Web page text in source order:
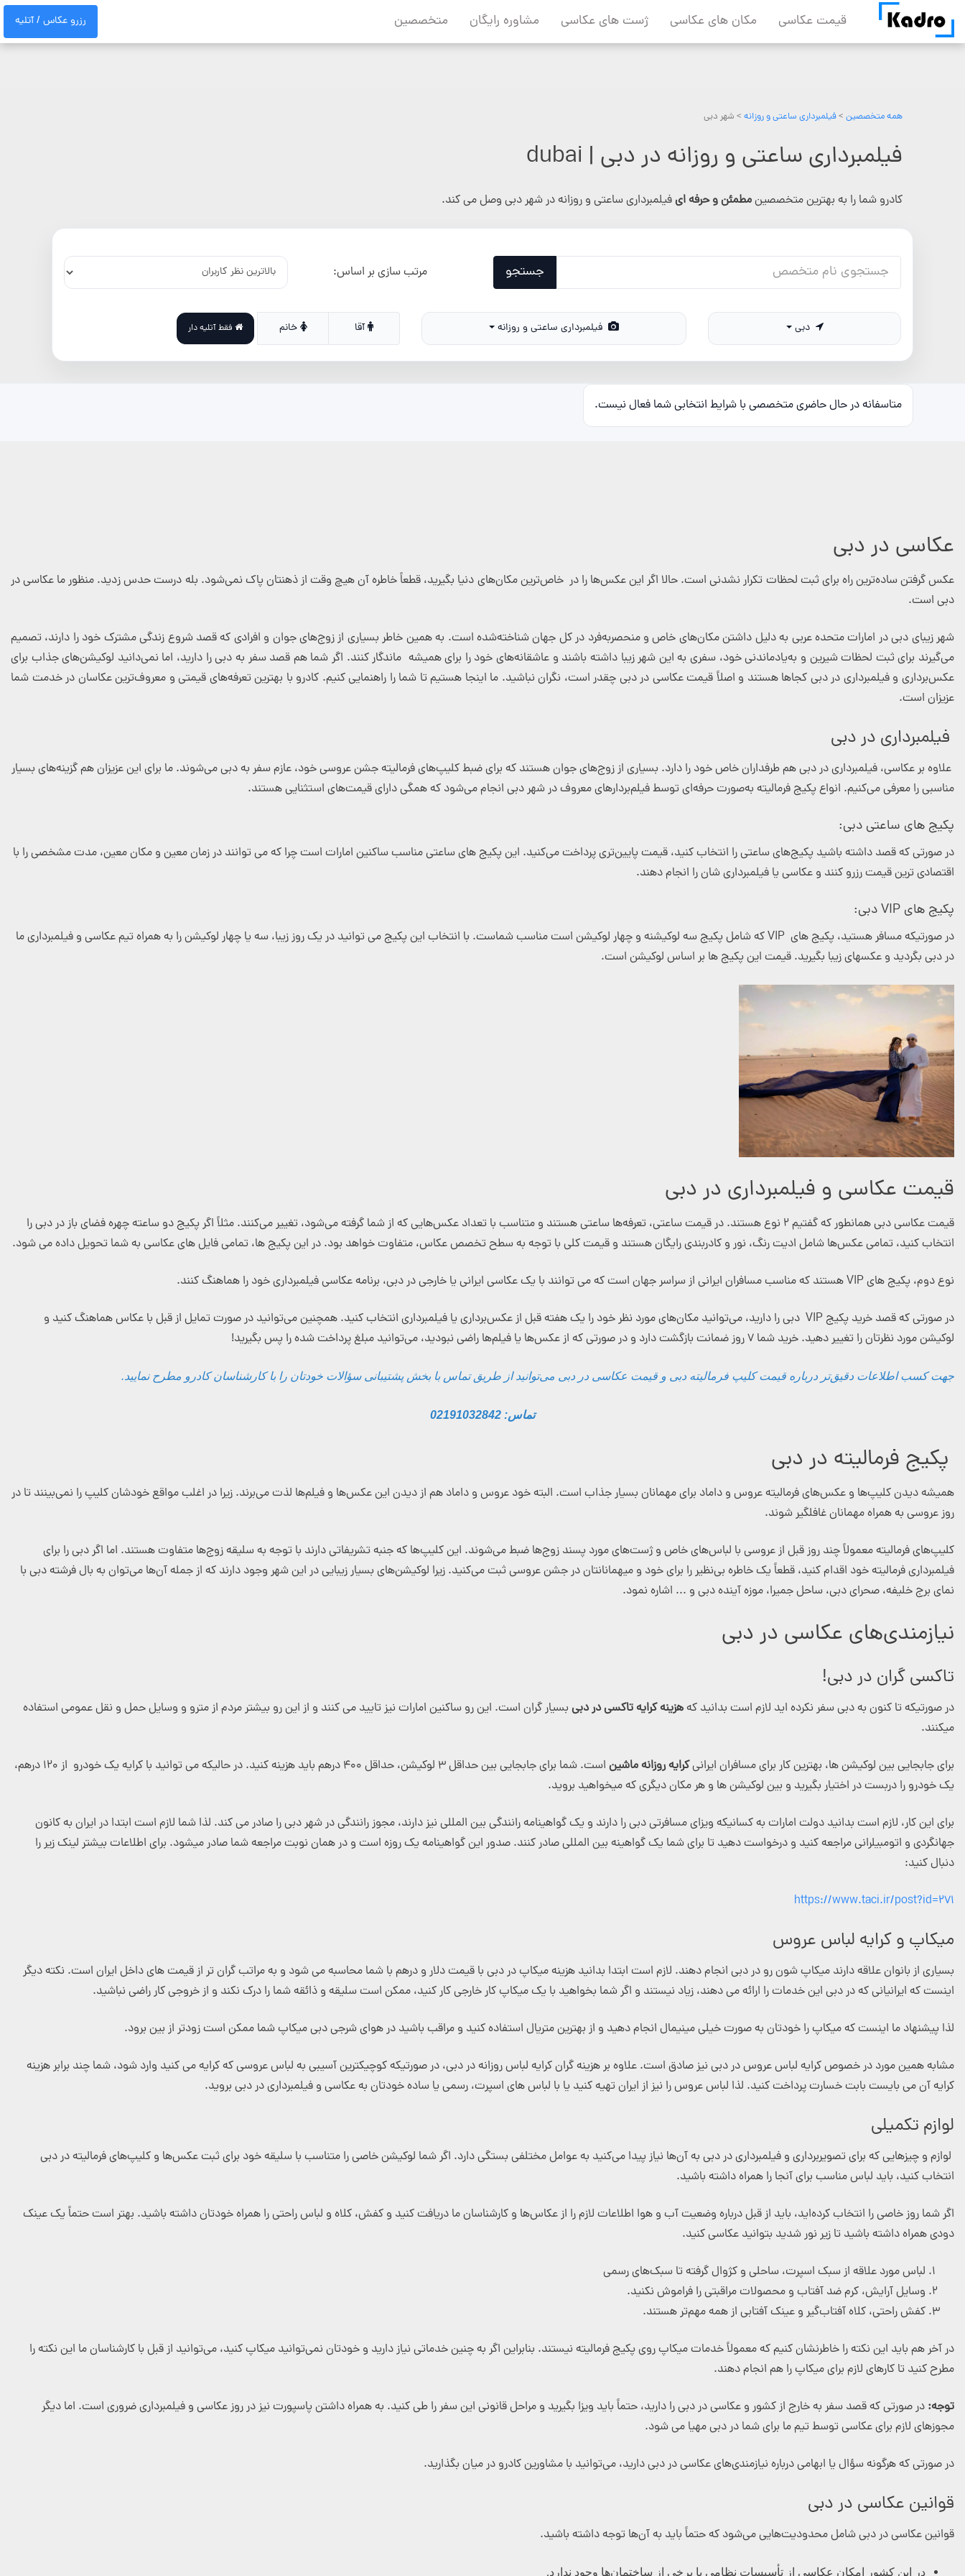
content
قیمت عکاسی مکان های عکاسی ژست های عکاسی مشاوره رایگان متخصصین رزرو عکاس / آتلیه
همه متخصصین >فیلمبرداری ساعتی و روزانه > شهر دبی
فیلمبرداری ساعتی و روزانه در دبی | dubai
کادرو شما را به بهترین متخصصینمطمئن و حرفه ایفیلمبرداری ساعتی و روزانه در شهر دبی وصل می کند.
جستجو مرتب سازی بر اساس:
دبی فیلمبرداری ساعتی و روزانه آقا خانم فقط آتلیه دار
متاسفانه در حال حاضری متخصصی با شرایط انتخابی شما فعال نیست.
عکاسی در دبی
عکس گرفتن ساده‌ترین راه برای ثبت لحظات تکرار نشدنی است. حالا اگر این عکس‌ها را در خاص‌ترین مکان‌های دنیا بگیرید، قطعاً خاطره آن هیچ وقت از ذهنتان پاک نمی‌شود. بله درست حدس زدید. منظور ما عکاسی در
دبی است.
شهر زیبای دبی در امارات متحده عربی به دلیل داشتن مکان‌های خاص و منحصربه‌فرد در کل جهان شناخته‌شده است. به همین خاطر بسیاری از زوج‌های جوان و افرادی که قصد شروع زندگی مشترک خود را دارند، تصمیم
می‌گیرند برای ثبت لحظات شیرین و به‌یادماندنی خود، سفری به این شهر زیبا داشته باشند و عاشقانه‌های خود را برای همیشه ماندگار کنند. اگر شما هم قصد سفر به دبی را دارید، اما نمی‌دانید لوکیشن‌های جذاب برای
عکس‌برداری و فیلمبرداری در دبی کجاها هستند و اصلاً قیمت عکاسی در دبی چقدر است، نگران نباشید. ما اینجا هستیم تا شما را راهنمایی کنیم. کادرو با بهترین تعرفه‌های قیمتی و معروف‌ترین عکاسان در خدمت شما
عزیزان است.
فیلمبرداری در دبی
علاوه بر عکاسی، فیلمبرداری در دبی هم طرفداران خاص خود را دارد. بسیاری از زوج‌های جوان هستند که برای ضبط کلیپ‌های فرمالیته جشن عروسی خود، عازم سفر به دبی می‌شوند. ما برای این عزیزان هم گزینه‌های بسیار
مناسبی را معرفی می‌کنیم. انواع پکیج فرمالیته به‌صورت حرفه‌ای توسط فیلم‌بردارهای معروف در شهر دبی انجام می‌شود که همگی دارای قیمت‌های استثنایی هستند.
پکیج های ساعتی دبی:
در صورتی که قصد داشته باشید پکیج‌های ساعتی را انتخاب کنید، قیمت پایین‌تری پرداخت می‌کنید. این پکیج های ساعتی مناسب ساکنین امارات است چرا که می توانند در زمان معین و مکان معین، مدت مشخصی را با
اقتصادی ترین قیمت رزرو کنند و عکاسی یا فیلمبرداری شان را انجام دهند.
پکیج های VIP دبی:
در صورتیکه مسافر هستید، پکیج های VIPکه شامل پکیج سه لوکیشنه و چهار لوکیشن است مناسب شماست. با انتخاب این پکیج می توانید در یک روز زیبا، سه یا چهار لوکیشن را به همراه تیم عکاسی و فیلمبرداری ما
در دبی بگردید و عکسهای زیبا بگیرید. قیمت این پکیج ها بر اساس لوکیشن است.
قیمت عکاسی و فیلمبرداری در دبی
قیمت عکاسی دبی همانطور که گفتیم ۲ نوع هستند. در قیمت ساعتی، تعرفه‌ها ساعتی هستند و متناسب با تعداد عکس‌هایی که از شما گرفته می‌شود، تغییر می‌کنند. مثلاً اگر پکیج دو ساعته چهره فضای باز در دبی را
انتخاب کنید، تمامی عکس‌ها شامل ادیت رنگ، نور و کادربندی رایگان هستند و قیمت کلی با توجه به سطح تخصص عکاس، متفاوت خواهد بود. در این پکیج ها، تمامی فایل های عکاسی به شما تحویل داده می شود.
نوع دوم، پکیج های VIP هستند که مناسب مسافران ایرانی از سراسر جهان است که می توانند با یک عکاسی ایرانی یا خارجی در دبی، برنامه عکاسی فیلمبرداری خود را هماهنگ کنند.
در صورتی که قصد خرید پکیج VIP دبی را دارید، می‌توانید مکان‌های مورد نظر خود را یک هفته قبل از عکس‌برداری یا فیلمبرداری انتخاب کنید. همچنین می‌توانید در صورت تمایل از قبل با عکاس هماهنگ کنید و
لوکیشن مورد نظرتان را تغییر دهید. خرید شما ۷ روز ضمانت بازگشت دارد و در صورتی که از عکس‌ها یا فیلم‌ها راضی نبودید، می‌توانید مبلغ پرداخت شده را پس بگیرید!
جهت کسب اطلاعات دقیق‌تر درباره قیمت کلیپ فرمالیته دبی و قیمت عکاسی در دبی می‌توانید از طریق تماس با بخش پشتیبانی سؤالات خودتان را با کارشناسان کادرو مطرح نمایید.
تماس: 02191032842
پکیج فرمالیته در دبی
همیشه دیدن کلیپ‌ها و عکس‌های فرمالیته عروس و داماد برای مهمانان بسیار جذاب است. البته خود عروس و داماد هم از دیدن این عکس‌ها و فیلم‌ها لذت می‌برند. زیرا در اغلب مواقع خودشان کلیپ را نمی‌بینند تا در
روز عروسی به همراه مهمانان غافلگیر شوند.
کلیپ‌های فرمالیته معمولاً چند روز قبل از عروسی با لباس‌های خاص و ژست‌های مورد پسند زوج‌ها ضبط می‌شوند. این کلیپ‌ها که جنبه تشریفاتی دارند با توجه به سلیقه زوج‌ها متفاوت هستند. اما اگر دبی را برای
فیلمبرداری فرمالیته خود اقدام کنید، قطعاً یک خاطره بی‌نظیر را برای خود و میهمانانتان در جشن عروسی ثبت می‌کنید. زیرا لوکیشن‌های بسیار زیبایی در این شهر وجود دارند که از جمله آن‌ها می‌توان به بال فرشته دبی با
نمای برج خلیفه، صحرای دبی، ساحل جمیرا، موزه آینده دبی و ... اشاره نمود.
نیازمندی‌های عکاسی در دبی
تاکسی گران در دبی!
در صورتیکه تا کنون به دبی سفر نکرده اید لازم است بدانید کههزینه کرایه تاکسی در دبی بسیار گران است. این رو ساکنین امارات نیز تایید می کنند و از این رو بیشتر مردم از مترو و وسایل حمل و نقل عمومی استفاده
میکنند.
برای جابجایی بین لوکیشن ها، بهترین کار برای مسافران ایرانیکرایه روزانه ماشین
است. شما برای جابجایی بین حداقل ۳ لوکیشن، حداقل ۴۰۰ درهم باید هزینه کنید. در حالیکه می توانید با کرایه یک خودرو از ۱۲۰ درهم،
یک خودرو را دربست در اختیار بگیرید و بین لوکیشن ها و هر مکان دیگری که میخواهید بروید.
برای این کار، لازم است بدانید دولت امارات به کسانیکه ویزای مسافرتی دبی را دارند و یک گواهینامه رانندگی بین المللی نیز دارند، مجوز رانندگی در شهر دبی را صادر می کند. لذا شما لازم است ابتدا در ایران به کانون
جهانگردی و اتومبیلرانی مراجعه کنید و درخواست دهید تا برای شما یک گواهینه بین المللی صادر کنند. صدور این گواهینامه یک روزه است و در همان نوبت مراجعه شما صادر میشود. برای اطلاعات بیشتر لینک زیر را
دنبال کنید:
https://www.taci.ir/post?id=271
میکاپ و کرایه لباس عروس
بسیاری از بانوان علاقه دارند میکاپ شون رو در دبی انجام دهند. لازم است ابتدا بدانید هزینه میکاپ در دبی با قیمت دلار و درهم با شما محاسبه می شود و به مراتب گران تر از قیمت های داخل ایران است. نکته دیگر
اینست که ایرانیانی که در دبی این خدمات را ارائه می دهند، زیاد نیستند و اگر شما بخواهید با یک میکاپ کار خارجی کار کنید، ممکن است سلیقه و ذائقه شما را درک نکند و از خروجی کار راضی نباشید.
لذا پیشنهاد ما اینست که میکاپ را خودتان به صورت خیلی مینیمال انجام دهید و از بهترین متریال استفاده کنید و مراقب باشید در هوای شرجی دبی میکاپ شما ممکن است زودتر از بین برود.
مشابه همین مورد در خصوص کرایه لباس عروس در دبی نیز صادق است. علاوه بر هزینه گران کرایه لباس روزانه در دبی، در صورتیکه کوچیکترین آسیبی به لباس عروسی که کرایه می کنید وارد شود، شما چند برابر هزینه
کرایه آن می بایست بابت خسارت پرداخت کنید. لذا لباس عروس را نیز از ایران تهیه کنید یا با لباس های اسپرت، رسمی یا ساده خودتان به عکاسی و فیلمبرداری در دبی بروید.
لوازم تکمیلی
لوازم و چیزهایی که برای تصویربرداری و فیلمبرداری در دبی به آن‌ها نیاز پیدا می‌کنید به عوامل مختلفی بستگی دارد. اگر شما لوکیشن خاصی را متناسب با سلیقه خود برای ثبت عکس‌ها و کلیپ‌های فرمالیته در دبی
انتخاب کنید، باید لباس مناسب برای آنجا را همراه داشته باشید.
اگر شما روز خاصی را انتخاب کرده‌اید، باید از قبل درباره وضعیت آب و هوا اطلاعات لازم را از عکاس‌ها و کارشناسان ما دریافت کنید و کفش، کلاه و لباس راحتی را همراه خودتان داشته باشید. بهتر است حتماً یک عینک
دودی همراه داشته باشید تا زیر نور شدید بتوانید عکاسی کنید.
لباس مورد علاقه از سبک اسپرت، ساحلی و کژوال گرفته تا سبک‌های رسمی
وسایل آرایش، کرم ضد آفتاب و محصولات مراقبتی را فراموش نکنید.
کفش راحتی، کلاه آفتاب‌گیر و عینک آفتابی از همه مهم‌تر هستند.
در آخر هم باید این نکته را خاطرنشان کنیم که معمولاً خدمات میکاپ روی پکیج فرمالیته نیستند. بنابراین اگر به چنین خدماتی نیاز دارید و خودتان نمی‌توانید میکاپ کنید، می‌توانید از قبل با کارشناسان ما این نکته را
مطرح کنید تا کارهای لازم برای میکاپ را هم انجام دهند.
توجه: در صورتی که قصد سفر به خارج از کشور و عکاسی در دبی را دارید، حتماً باید ویزا بگیرید و مراحل قانونی این سفر را طی کنید. به همراه داشتن پاسپورت نیز در روز عکاسی و فیلمبرداری ضروری است. اما دیگر
مجوزهای لازم برای عکاسی توسط تیم ما برای شما در دبی مهیا می شود.
در صورتی که هرگونه سؤال یا ابهامی درباره نیازمندی‌های عکاسی در دبی دارید، می‌توانید با مشاورین کادرو در میان بگذارید.
قوانین عکاسی در دبی
قوانین عکاسی در دبی شامل محدودیت‌هایی می‌شود که حتماً باید به آن‌ها توجه داشته باشید.
در این کشور امکان عکاسی از تأسیسات نظامی یا برخی از ساختمان‌ها وجود ندارد.